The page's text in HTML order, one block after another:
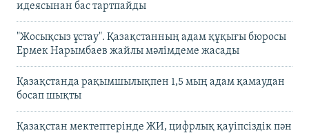
идеясынан бас тартпайды
"Жосықсыз ұстау". Қазақстанның адам құқығы бюросы
Ермек Нарымбаев жайлы мәлімдеме жасады
Қазақстанда рақымшылықпен 1,5 мың адам қамаудан
босап шықты
Қазақстан мектептерінде ЖИ, цифрлық қауіпсіздік пән